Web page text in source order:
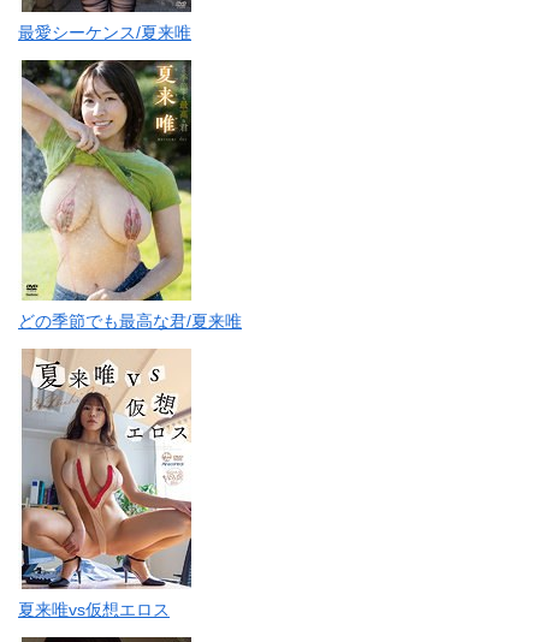
最愛シーケンス/夏来唯
どの季節でも最高な君/夏来唯
夏来唯vs仮想エロス